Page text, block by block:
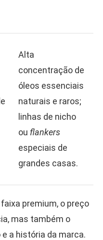
Alta
concentração de
óleos essenciais
naturais e raros;
linhas de nicho
ou flankers
especiais de
grandes casas.
premium, o preço
mas também o
a história da marca.